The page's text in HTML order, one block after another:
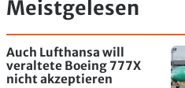
Meistgelesen
Auch Lufthansa will
veraltete Boeing 777X
nicht akzeptieren